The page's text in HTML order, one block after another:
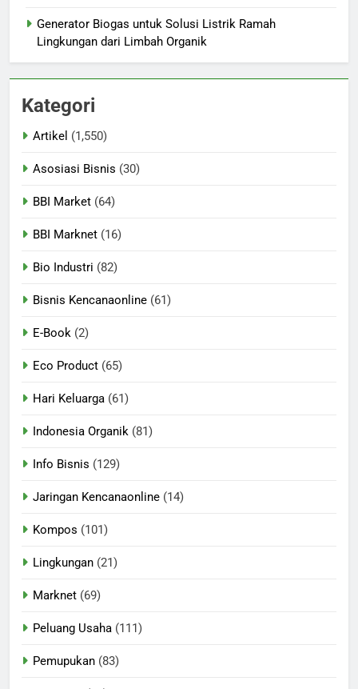
Generator Biogas untuk Solusi Listrik Ramah
Lingkungan dari Limbah Organik
Kategori
Artikel (1,550)
Asosiasi Bisnis (30)
BBI Market (64)
BBI Marknet (16)
Bio Industri (82)
Bisnis Kencanaonline (61)
E-Book (2)
Eco Product (65)
Hari Keluarga (61)
Indonesia Organik (81)
Info Bisnis (129)
Jaringan Kencanaonline (14)
Kompos (101)
Lingkungan (21)
Marknet (69)
Peluang Usaha (111)
Pemupukan (83)